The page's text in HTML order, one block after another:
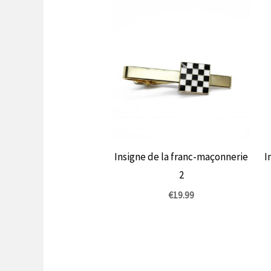
Insigne de la franc-maçonnerie
2
€19.99